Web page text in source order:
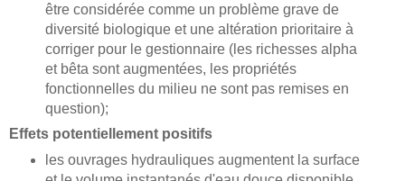
être considérée comme un problème grave de
diversité biologique et une altération prioritaire à
corriger pour le gestionnaire (les richesses alpha
et bêta sont augmentées, les propriétés
fonctionnelles du milieu ne sont pas remises en
question);
Effets potentiellement positifs
les ouvrages hydrauliques augmentent la surface